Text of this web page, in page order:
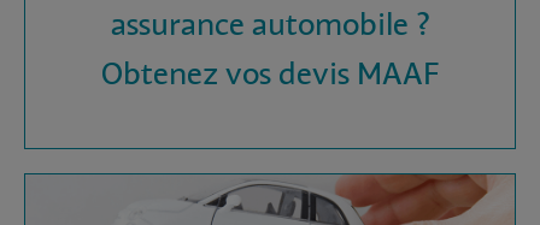
assurance automobile ?
Obtenez vos devis MAAF